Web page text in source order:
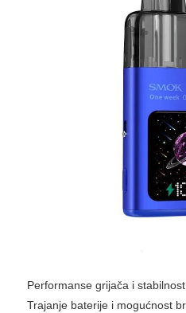
Performanse grijača i
Trajanje baterije i mogućnost